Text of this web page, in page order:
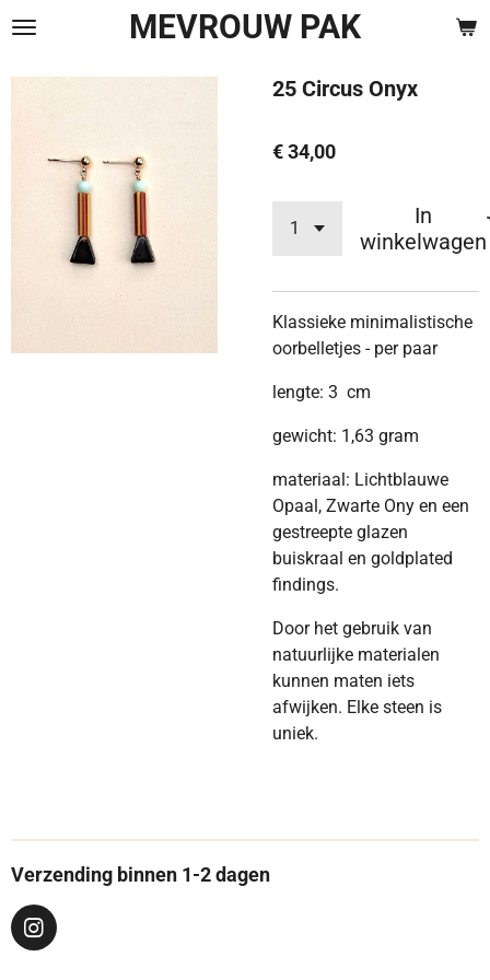
Ga
naar
MEVROUW PAK
25 Circus Onyx
€ 34,00
In
winkelwagen
Klassieke minimalistische
oorbelletjes - per paar
lengte: 3 cm
gewicht: 1,63 gram
materiaal: Lichtblauwe
Opaal, Zwarte Ony en een
gestreepte glazen
buiskraal en goldplated
findings.
Door het gebruik van
natuurlijke materialen
kunnen maten iets
afwijken. Elke steen is
uniek.
Verzending binnen 1-2 dagen
I
n